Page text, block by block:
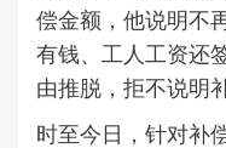
偿金额，他说明不
有钱、工人工资还
由推脱，拒不说明
时至今日，针对补